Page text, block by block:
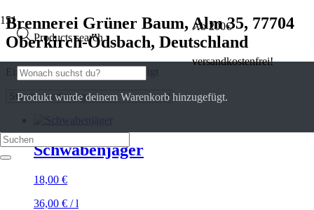
Products search
Ab 200€
versandkostenfrei!
Produkt wurde deinem Warenkorb hinzugefügt.
Brennerei Grüner Baum, Alm 35, 77704
Oberkirch-Ödsbach, Deutschland
Einzelnes Ergebnis wird angezeigt
Schwabenjäger
18,00 €
36,00 € /l